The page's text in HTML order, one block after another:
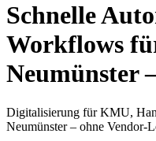
Schnelle
Workflows
Neumünster
Digitalisierung für KMU,
Neumünster – ohne Vendor-